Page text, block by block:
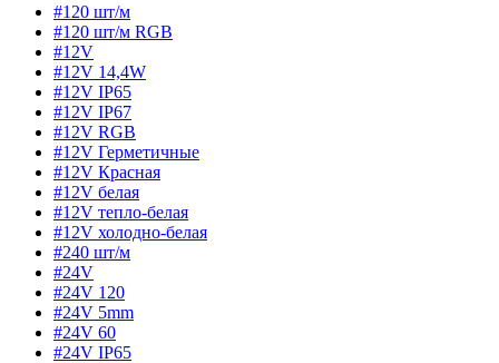
#120 шт/м
#120 шт/м RGB
#12V
#12V 14,4W
#12V IP65
#12V IP67
#12V RGB
#12V Герметичные
#12V Красная
#12V белая
#12V тепло-белая
#12V холодно-белая
#240 шт/м
#24V
#24V 120
#24V 5mm
#24V 60
#24V IP65